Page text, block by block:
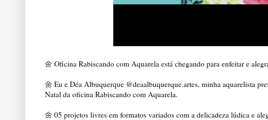
🌼 Oficina Rabiscando com Aquarela está chegando para enfeitar e
🌼 Eu e Déa Albuquerque @deaalbuquerque.artes, minha aquarelista
Natal da oficina Rabiscando com Aquarela.
🌼 05 projetos livres em formatos variados com a delicadeza lúdica e